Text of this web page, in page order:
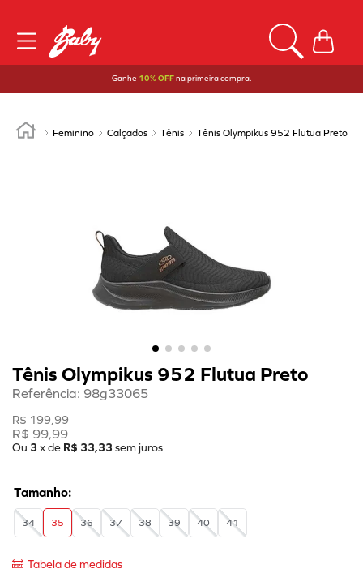
Ganhe 10% OFFna primeira compra.
Feminino Calçados Tênis Tênis Olympikus 952 Flutua Preto
Tênis Olympikus 952 Flutua Preto
Referência: 98g33065
R$199,99
R$ 99,99
Ou 3 x de R$ 33,33 sem juros
34 35 36 37 38 39 40 41
Tabela de medidas